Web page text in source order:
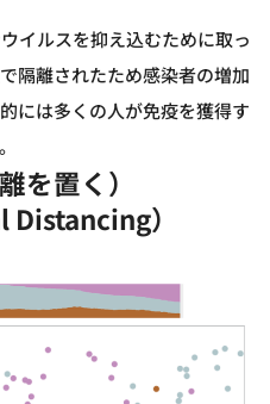
イルスを抑え込むために取っ
隔離されたため感染者の増加
には多くの人が免疫を獲得す
を置く）
Distancing）